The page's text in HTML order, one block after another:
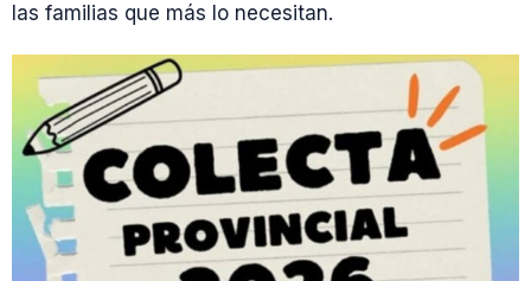
las familias que más lo necesitan.